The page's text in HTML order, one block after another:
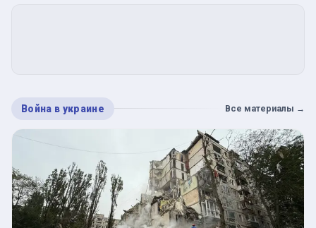
Война в украине Все материалы →